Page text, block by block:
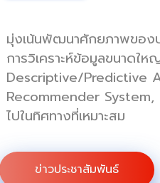
มุ่งเน้นพัฒนาศักยภาพของ
การวิเคราะห์ข้อมูลขนาดให
Descriptive/Predictive
Recommender
ไปในทิศทางที่เหมาะสม
ข่าวประชาสัมพันธ์